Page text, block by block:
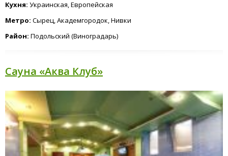
Кухня: Украинская, Европейская
Метро: Сырец, Академгородок, Нивки
Район: Подольский (Виноградарь)
Сауна «Аква Клуб»